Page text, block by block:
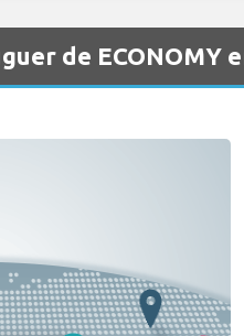
de ECONOMY